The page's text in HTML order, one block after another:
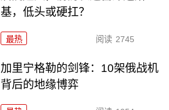
基，低头或硬扛？
最热 阅读 2745
加里宁格勒的剑锋：10架俄战机
背后的地缘博弈